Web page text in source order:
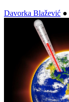
Davorka Blažević ●